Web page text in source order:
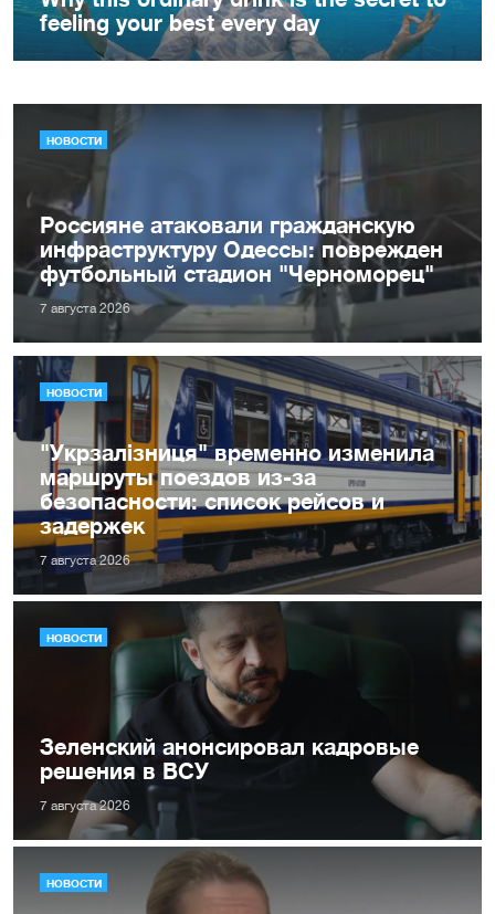
НОВОСТИ
Россияне атаковали гражданскую
инфраструктуру Одессы: поврежден
футбольный стадион "Черноморец"
7 августа 2026
НОВОСТИ
"Укрзалізниця" временно изменила
маршруты поездов из-за
безопасности: список рейсов и
задержек
7 августа 2026
НОВОСТИ
Зеленский анонсировал кадровые
решения в ВСУ
7 августа 2026
НОВОСТИ